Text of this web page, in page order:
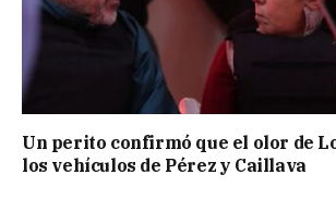
Un perito confirmó que el olor de
los vehículos de Pérez y Caillava